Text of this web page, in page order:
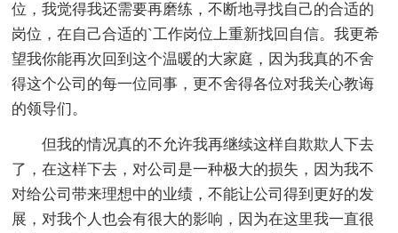
位，我觉得我还需要再磨练，不断地寻找自己的合适的
岗位，在自己合适的`工作岗位上重新找回自信。我更希
望我你能再次回到这个温暖的大家庭，因为我真的不舍
得这个公司的每一位同事，更不舍得各位对我关心教诲
的领导们。
但我的情况真的不允许我再继续这样自欺欺人下去
了，在这样下去，对公司是一种极大的损失，因为我不
对给公司带来理想中的业绩，不能让公司得到更好的发
展，对我个人也会有很大的影响，因为在这里我一直很